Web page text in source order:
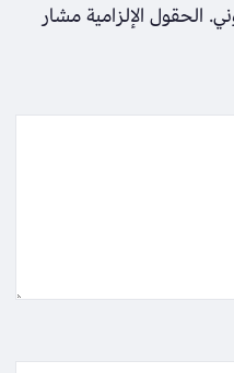
الحقول الإلزامية مشار